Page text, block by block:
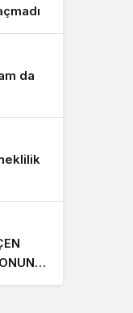
da